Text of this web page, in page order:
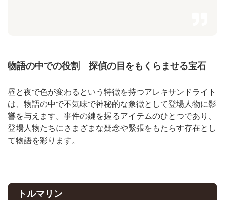
物語の中での役割 探偵の目をもくらませる宝石
昼と夜で色が変わるという特徴を持つアレキサンドライト
は、物語の中で不気味で神秘的な象徴として登場人物に影
響を与えます。事件の鍵を握るアイテムのひとつであり、
登場人物たちにさまざまな疑念や緊張をもたらす存在とし
て物語を彩ります。
トルマリン